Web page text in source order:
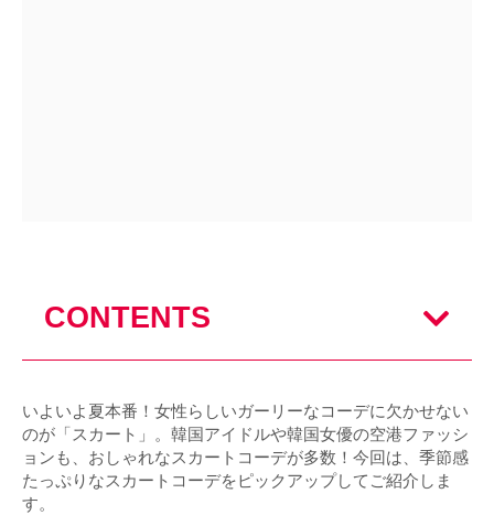
CONTENTS
いよいよ夏本番！女性らしいガーリーなコーデに欠かせない
のが「スカート」。韓国アイドルや韓国女優の空港ファッシ
ョンも、おしゃれなスカートコーデが多数！今回は、季節感
たっぷりなスカートコーデをピックアップしてご紹介しま
す。